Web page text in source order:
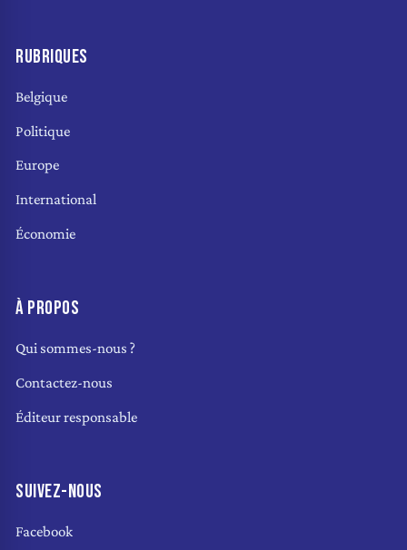
RUBRIQUES
Belgique
Politique
Europe
International
Économie
À PROPOS
Qui sommes-nous ?
Contactez-nous
Éditeur responsable
SUIVEZ-NOUS
Facebook